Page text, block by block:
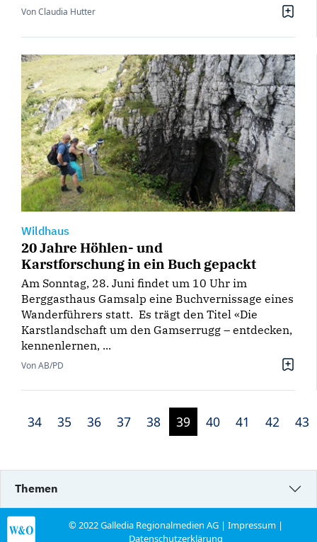
Von Claudia Hutter
Wildhaus
20 Jahre Höhlen- und
Karstforschung in ein Buch gepackt
Am Sonntag, 28. Juni findet um 10 Uhr im
Berggasthaus Gamsalp eine Buchvernissage eines
Wanderführers statt. Es trägt den Titel «Die
Karstlandschaft um den Gamserrugg – entdecken,
kennenlernen, ...
Von AB/PD
34 35 36 37 38 39 40 41 42 43
Themen
© 2022 Galledia Regionalmedien AG |Impressum |
Datenschutzerklärung